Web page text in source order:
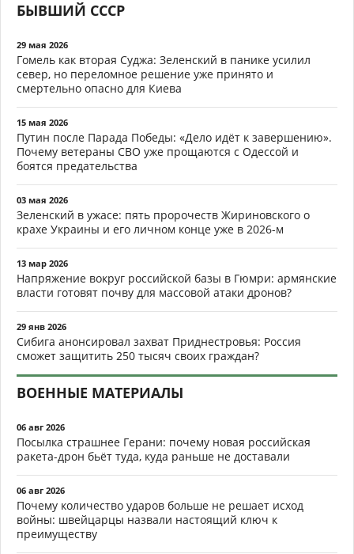
БЫВШИЙ СССР
29 мая 2026
Гомель как вторая Суджа: Зеленский в панике усилил
север, но переломное решение уже принято и
смертельно опасно для Киева
15 мая 2026
Путин после Парада Победы: «Дело идёт к завершению».
Почему ветераны СВО уже прощаются с Одессой и
боятся предательства
03 мая 2026
Зеленский в ужасе: пять пророчеств Жириновского о
крахе Украины и его личном конце уже в 2026-м
13 мар 2026
Напряжение вокруг российской базы в Гюмри: армянские
власти готовят почву для массовой атаки дронов?
29 янв 2026
Сибига анонсировал захват Приднестровья: Россия
сможет защитить 250 тысяч своих граждан?
ВОЕННЫЕ МАТЕРИАЛЫ
06 авг 2026
Посылка страшнее Герани: почему новая российская
ракета-дрон бьёт туда, куда раньше не доставали
06 авг 2026
Почему количество ударов больше не решает исход
войны: швейцарцы назвали настоящий ключ к
преимуществу